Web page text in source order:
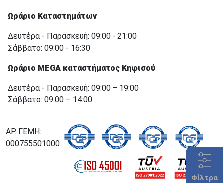
Φίλτρα
Ωράριο Καταστημάτων
Δευτέρα - Παρασκευή: 09:00 - 21:00
Σάββατο: 09:00 - 16:30
Ωράριο MEGA καταστήματος Κηφισού
Δευτέρα - Παρασκευή: 09:00 – 19:00
Σάββατο: 09:00 – 14:00
ΑΡ. ΓΕΜΗ:
000755501000